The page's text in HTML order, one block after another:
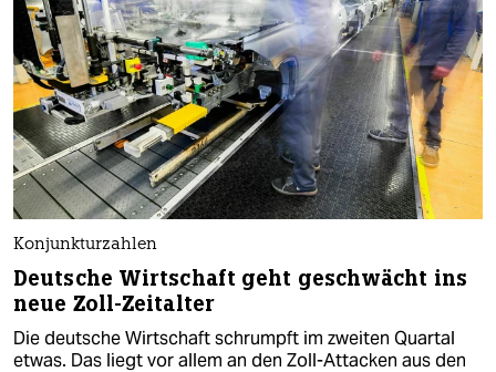
Konjunkturzahlen
Deutsche Wirtschaft geht geschwächt ins
neue Zoll-Zeitalter
Die deutsche Wirtschaft schrumpft im zweiten Quartal
etwas. Das liegt vor allem an den Zoll-Attacken aus den